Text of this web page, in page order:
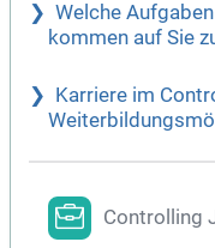
Welche
kommen auf Sie
Karriere im
Controlling